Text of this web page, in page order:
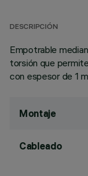
DESCRIPCIÓN
Empotrable
torsión que
con espesor de 1
Montaje
Cableado